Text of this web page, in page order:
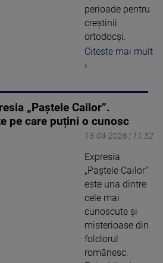
perioade pentru
creștinii
ortodocși.
Citeste mai mult
›
„Paștele Cailor”.
pe care puțini o cunosc
13-04-2026 | 11:32
Expresia
„Paștele Cailor”
este una dintre
cele mai
cunoscute și
misterioase din
folclorul
românesc.